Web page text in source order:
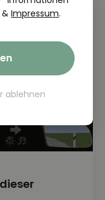
& Impressum.
ablehnen